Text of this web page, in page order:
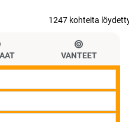
1247 kohteita
VANTEET